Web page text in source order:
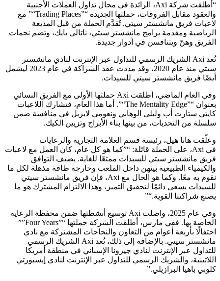
“ أطلقت شركة Axi، الرائدة في مجال تداول العملات الأجنبية
والعقود مقابل الفروقات، حملتها الجديدة “”
Trading Places
“” مع
لاعبات فريق مانشستر سيتي. تُقدَّم الحملة من قبل المذيعة
الرياضية ومقدمة برامج مانشستر سيتي، ناتالي بايك، وتضم نجمات
الفريق وهنّ ويتنافسن في أدوار جديدة.
تُعد Axi الشريك الرسمي للتداول عبر الإنترنت لنادي مانشستر
سيتي منذ عام 2020، وقد مددت عقد الشراكة في عام 2023 ليشمل
أيضًا فريق مانشستر سيتي للسيدات.
وفي العام الماضي، أطلقت Axi حملتها الأولى مع الفريق النسائي
بعنوان “”
The Mentality Edge
“”. أما هذا العام، فتشارك اللاعبات
كايتي ستارت أب وليلى الوهابي ونعومي لايزيل في منافسة ضمن
سلسلة من التحديات، من بينها بناء الأبراج وتزيين الكيك.
وعلّقت هانا هيل، رئيسة قسم العلامة التجارية والرعايات
في Axi، على الحملة قائلة: “”كما هو كل عام، كان العمل مع لاعبات
فريق مانشستر سيتي للسيدات ممتعًا للغاية. يضيف التوافق
والكيمياء الطبيعية بينهن داخل الملعب وخارجه طاقة مذهلة لكل ما
نقوم به معًا. وكما هو الحال مع Axi، فإن فريق مانشستر سيتي
للسيدات يسعى دائمًا لتحقيق التميز، وهذا الالتزام المشترك هو ما
يصنع شراكتنا القوية.“”
وفي عام 2025، واصلت Axi توسيع أنشطتها ضمن محفظة الرعاية
الخاصة بها. ففي مارس، أطلقت الشركة حملتها “”Four Years””
احتفالًا بأربعة أعوام من التعاون والنجاحات المشتركة مع نادي
مانشستر سيتي. بالإضافة إلى ذلك، تُعد Axi الشريك الرسمي
للتداول عبر الإنترنت لنادي جيرونا الإسباني في منطقة أمريكا
اللاتينية، والشريك الرسمي للتداول عبر الإنترنت لنادي إيسبورتي
كلوبي باهيا البرازيلي.”